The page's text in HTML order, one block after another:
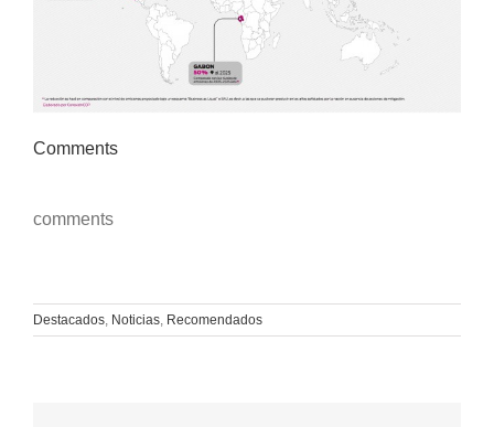
Comments
comments
Destacados, Noticias, Recomendados